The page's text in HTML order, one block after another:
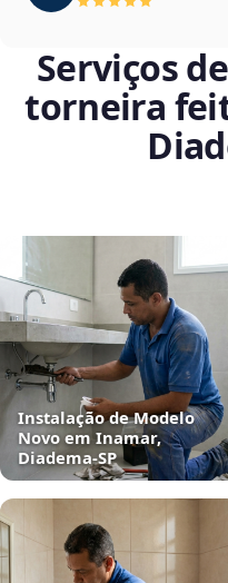
Serviços
torneira
Instalação de Modelo
Novo em Inamar,
Diadema‑SP